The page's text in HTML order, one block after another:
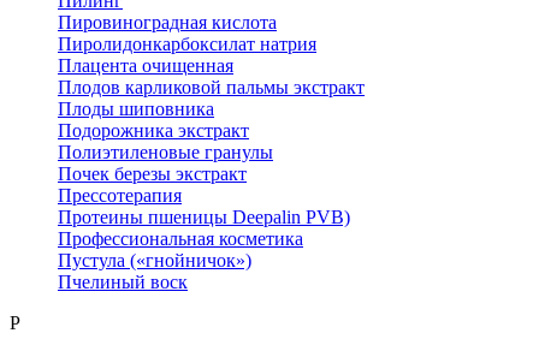
Пировиноградная кислота
Пиролидонкарбоксилат натрия
Плацента очищенная
Плодов карликовой пальмы экстракт
Плоды шиповника
Подорожника экстракт
Полиэтиленовые гранулы
Почек березы экстракт
Прессотерапия
Протеины пшеницы Deepalin PVB)
Профессиональная косметика
Пустула («гнойничок»)
Пчелиный воск
Р